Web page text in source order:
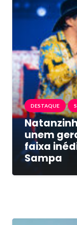
DESTAQUE
unem
faixa
Sampa